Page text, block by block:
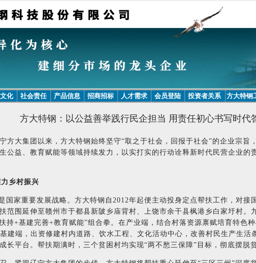
化 社会责任 产品信息 招商招标 人才需求 会员登陆 投资者关系 方大特钢
方大特钢：以公益善举践行民企担当 用责任初心书写时代
方大集团以来，方大特钢始终坚守“取之于社会，回报于社会”的企业宗旨
公益、教育赋能等领域持续发力，以实打实的行动诠释新时代民营企业的
乡村振兴
国家重要发展战略。方大特钢自2012年起便主动投身定点帮扶工作，对
范围延伸至赣州市于都县新陂乡庙背村、上饶市余干县枫港乡白家圩村。
持+基建完善+教育赋能”组合拳。在产业端，结合村落资源禀赋培育特色
建端，出资修建村内道路、饮水工程、文化活动中心，改善村民生产生活
长平台。帮扶期满时，三个贫困村均实现“两不愁三保障”目标，彻底摆脱贫